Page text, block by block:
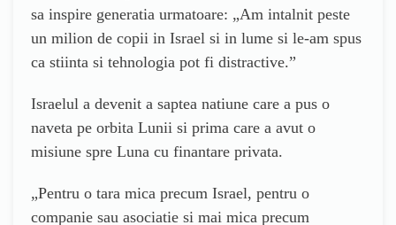
sa inspire generatia urmatoare: „Am intalnit peste
un milion de copii in Israel si in lume si le-am spus
ca stiinta si tehnologia pot fi distractive.”
Israelul a devenit a saptea natiune care a pus o
naveta pe orbita Lunii si prima care a avut o
misiune spre Luna cu finantare privata.
„Pentru o tara mica precum Israel, pentru o
companie sau asociatie si mai mica precum